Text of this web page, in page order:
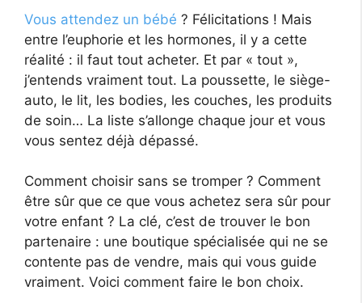
Vous attendez un bébé ? Félicitations ! Mais
entre l’euphorie et les hormones, il y a cette
réalité : il faut tout acheter. Et par « tout »,
j’entends vraiment tout. La poussette, le siège-
auto, le lit, les bodies, les couches, les produits
de soin… La liste s’allonge chaque jour et vous
vous sentez déjà dépassé.
Comment choisir sans se tromper ? Comment
être sûr que ce que vous achetez sera sûr pour
votre enfant ? La clé, c’est de trouver le bon
partenaire : une boutique spécialisée qui ne se
contente pas de vendre, mais qui vous guide
vraiment. Voici comment faire le bon choix.